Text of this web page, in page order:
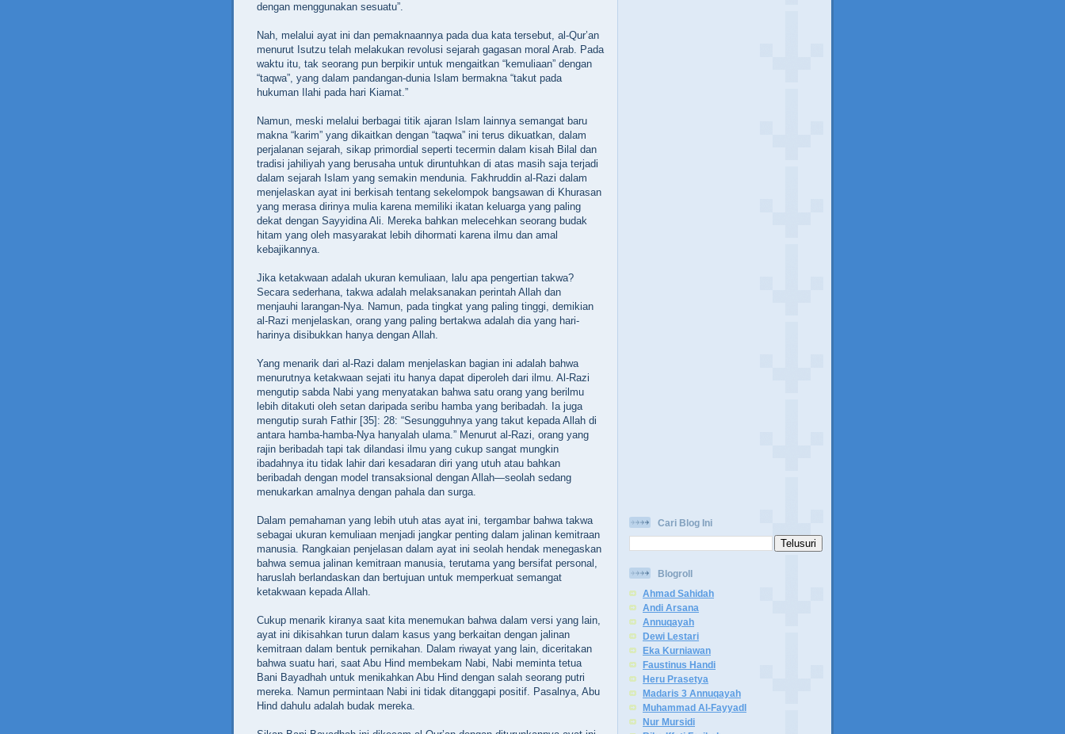
dengan menggunakan sesuatu”.
Nah, melalui ayat ini dan pemaknaannya pada dua kata tersebut, al-Qur’an
menurut Isutzu telah melakukan revolusi sejarah gagasan moral Arab. Pada
waktu itu, tak seorang pun berpikir untuk mengaitkan “kemuliaan” dengan
“taqwa”, yang dalam pandangan-dunia Islam bermakna “takut pada
hukuman Ilahi pada hari Kiamat.”
Namun, meski melalui berbagai titik ajaran Islam lainnya semangat baru
makna “karim” yang dikaitkan dengan “taqwa” ini terus dikuatkan, dalam
perjalanan sejarah, sikap primordial seperti tecermin dalam kisah Bilal dan
tradisi jahiliyah yang berusaha untuk diruntuhkan di atas masih saja terjadi
dalam sejarah Islam yang semakin mendunia. Fakhruddin al-Razi dalam
menjelaskan ayat ini berkisah tentang sekelompok bangsawan di Khurasan
yang merasa dirinya mulia karena memiliki ikatan keluarga yang paling
dekat dengan Sayyidina Ali. Mereka bahkan melecehkan seorang budak
hitam yang oleh masyarakat lebih dihormati karena ilmu dan amal
kebajikannya.
Jika ketakwaan adalah ukuran kemuliaan, lalu apa pengertian takwa?
Secara sederhana, takwa adalah melaksanakan perintah Allah dan
menjauhi larangan-Nya. Namun, pada tingkat yang paling tinggi, demikian
al-Razi menjelaskan, orang yang paling bertakwa adalah dia yang hari-
harinya disibukkan hanya dengan Allah.
Yang menarik dari al-Razi dalam menjelaskan bagian ini adalah bahwa
menurutnya ketakwaan sejati itu hanya dapat diperoleh dari ilmu. Al-Razi
mengutip sabda Nabi yang menyatakan bahwa satu orang yang berilmu
lebih ditakuti oleh setan daripada seribu hamba yang beribadah. Ia juga
mengutip surah Fathir [35]: 28: “Sesungguhnya yang takut kepada Allah di
antara hamba-hamba-Nya hanyalah ulama.” Menurut al-Razi, orang yang
rajin beribadah tapi tak dilandasi ilmu yang cukup sangat mungkin
ibadahnya itu tidak lahir dari kesadaran diri yang utuh atau bahkan
beribadah dengan model transaksional dengan Allah—seolah sedang
menukarkan amalnya dengan pahala dan surga.
Dalam pemahaman yang lebih utuh atas ayat ini, tergambar bahwa takwa
sebagai ukuran kemuliaan menjadi jangkar penting dalam jalinan kemitraan
manusia. Rangkaian penjelasan dalam ayat ini seolah hendak menegaskan
bahwa semua jalinan kemitraan manusia, terutama yang bersifat personal,
haruslah berlandaskan dan bertujuan untuk memperkuat semangat
ketakwaan kepada Allah.
Cukup menarik kiranya saat kita menemukan bahwa dalam versi yang lain,
ayat ini dikisahkan turun dalam kasus yang berkaitan dengan jalinan
kemitraan dalam bentuk pernikahan. Dalam riwayat yang lain, diceritakan
bahwa suatu hari, saat Abu Hind membekam Nabi, Nabi meminta tetua
Bani Bayadhah untuk menikahkan Abu Hind dengan salah seorang putri
mereka. Namun permintaan Nabi ini tidak ditanggapi positif. Pasalnya, Abu
Hind dahulu adalah budak mereka.
Cari Blog Ini
Blogroll
Ahmad Sahidah
Andi Arsana
Annuqayah
Dewi Lestari
Eka Kurniawan
Faustinus Handi
Heru Prasetya
Madaris 3 Annuqayah
Muhammad Al-Fayyadl
Nur Mursidi